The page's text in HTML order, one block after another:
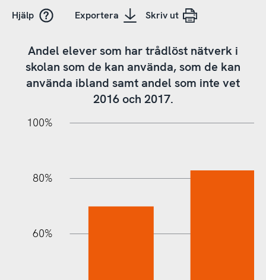
Hjälp Exportera Skriv ut
Andel elever som har trådlöst nätverk i
skolan som de kan använda, som de kan
använda ibland samt andel som inte vet
2016 och 2017.
100%
80%
60%